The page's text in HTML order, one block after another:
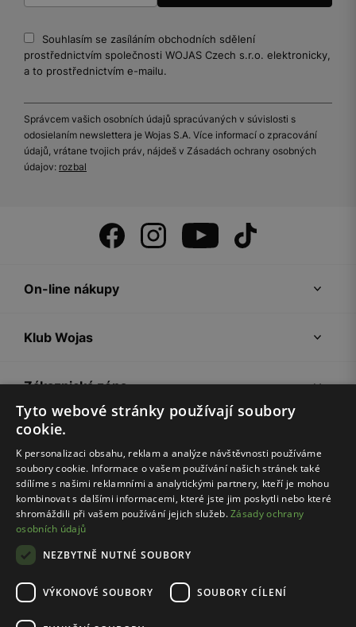
Souhlasím se zasíláním obchodních sdělení
prostřednictvím společnosti WOJAS Czech s.r.o. elektronicky,
a to prostřednictvím e-mailu.
Správcem vašich osobních údajů spracúvaných v súvislosti s
odosielaním newslettera je Wojas S.A. Více informací o zpracování
údajů, vrátane tvojich práv, nájdeš v Zásadách ochrany osobných
údajov: rozbal
On-line nákupy
Klub Wojas
Zákaznická zóna
Společnost Wojas
Rady
Tyto webové stránky používají soubory
cookie.
K personalizaci obsahu, reklam a analýze návštěvnosti používáme
soubory cookie. Informace o vašem používání našich stránek také
sdílíme s našimi reklamními a analytickými partnery, kteří je mohou
kombinovat s dalšími informacemi, které jste jim poskytli nebo které
shromáždili při vašem používání jejich služeb.Zásady ochrany
osobních údajů
NEZBYTNĚ NUTNÉ SOUBORY
VÝKONOVÉ SOUBORY SOUBORY CÍLENÍ